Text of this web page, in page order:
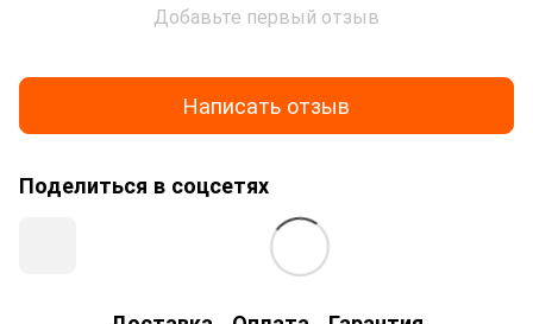
Добавьте первый отзыв
Написать отзыв
Поделиться в соцсетях